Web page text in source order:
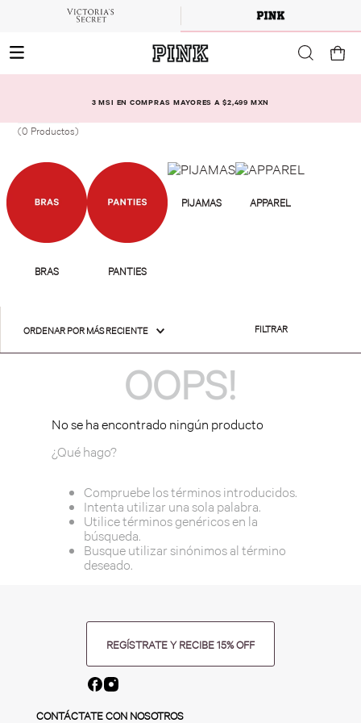
3 MSI EN COMPRAS MAYORES A $2,499 MXN
0 Productos
ORDENAR POR MÁS RECIENTE FILTRAR
OOPS!
No se ha encontrado ningún producto
¿Qué hago?
Compruebe los términos introducidos.
Intenta utilizar una sola palabra.
Utilice términos genéricos en la
búsqueda.
Busque utilizar sinónimos al término
deseado.
REGÍSTRATE Y RECIBE 15% OFF
CONTÁCTATE CON NOSOTROS